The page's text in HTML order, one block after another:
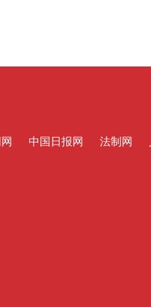
中国日报网 法制网